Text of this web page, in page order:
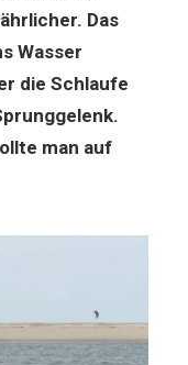
Das
Wasser
die Schlaufe
man auf